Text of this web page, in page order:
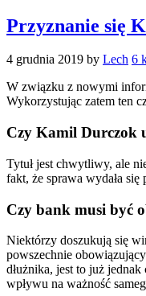
Przyznanie się
4 grudnia 2019 by Lech 6
W związku z nowymi
Wykorzystując zatem ten
Czy Kamil Durczok
Tytuł jest chwytliwy, ale
fakt, że sprawa wydała
Czy bank musi być
Niektórzy doszukują się
powszechnie
dłużnika, jest to już
wpływu na ważność